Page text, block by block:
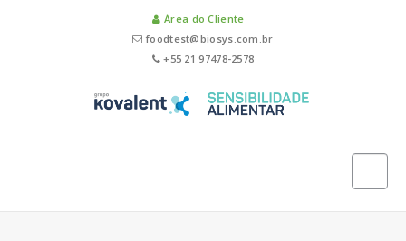
Área do Cliente
foodtest@biosys.com.br
+55 21 97478-2578